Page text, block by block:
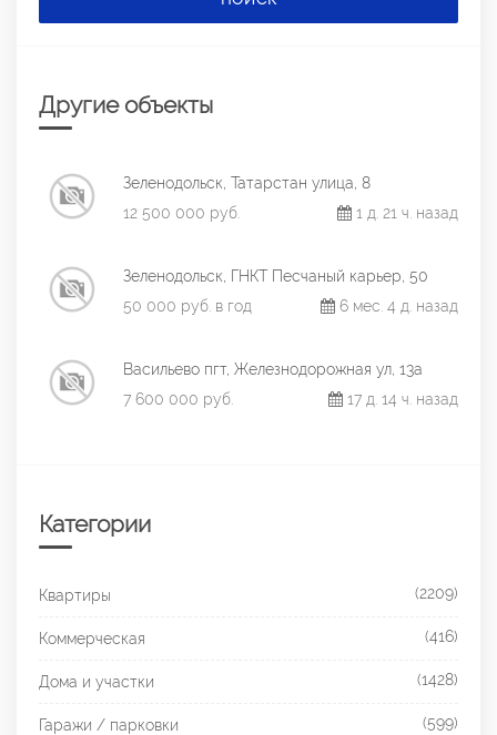
Другие объекты
Зеленодольск, Татарстан улица, 8
12 500 000 руб.
1 д. 21 ч. назад
Зеленодольск, ГНКТ Песчаный карьер, 50
50 000 руб. в год
6 мес. 4 д. назад
Васильево пгт, Железнодорожная ул, 13а
7 600 000 руб.
17 д. 14 ч. назад
Категории
Квартиры (2209)
Коммерческая (416)
Дома и участки (1428)
Гаражи / парковки (599)